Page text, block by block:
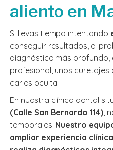
aliento en
Si llevas tiempo intentando
conseguir resultados, el
diagnóstico más profundo,
profesional, unos curetajes
caries oculta.
En nuestra clínica dental
(Calle San Bernardo 114) ,
temporales. Nuestro
ampliar experiencia